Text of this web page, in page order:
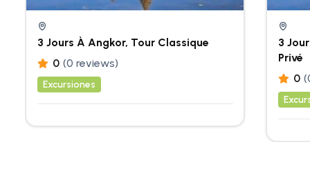
3 Jours À Angkor, Tour Classique
0 (0 reviews)
Excursiones
3
Privé
0